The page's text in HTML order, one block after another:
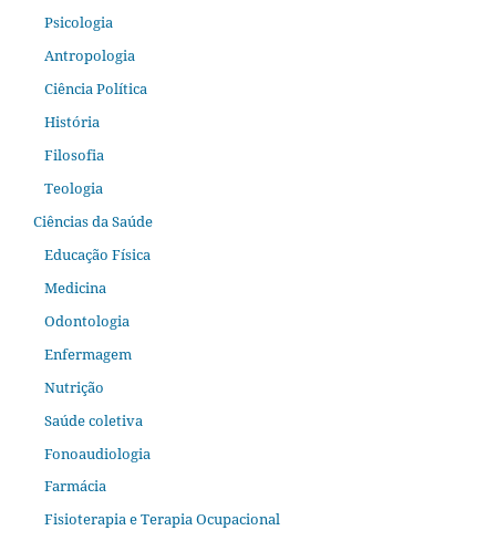
Psicologia
Antropologia
Ciência Política
História
Filosofia
Teologia
Ciências da Saúde
Educação Física
Medicina
Odontologia
Enfermagem
Nutrição
Saúde coletiva
Fonoaudiologia
Farmácia
Fisioterapia e Terapia Ocupacional